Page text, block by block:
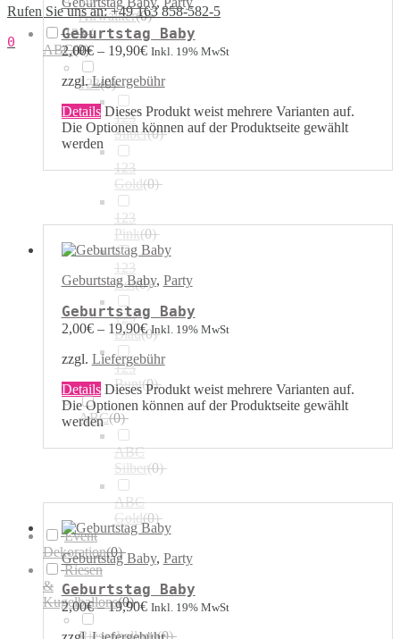
Rufen Sie uns an: +49 163 858-582-5
0 Geburtstag Baby
2,00€– 19,90€ Inkl. 19% MwSt
zzgl.Liefergebühr
Details Dieses Produkt weist mehrere Varianten auf.
Die Optionen können auf der Produktseite gewählt
werden
Geburtstag Baby, Party
Geburtstag Baby
2,00€– 19,90€ Inkl. 19% MwSt
zzgl. Liefergebühr
Details Dieses Produkt weist mehrere Varianten auf.
Die Optionen können auf der Produktseite gewählt
werden
Geburtstag Baby, Party
Geburtstag Baby
2,00€–19,90€ Inkl. 19% MwSt
Airwalker(0)
123 /
ABC(0)
123(0)
123
Silber(0)
123
Gold(0)
123
Pink(0)
123
Rot(0)
123
Blau(0)
123
Bunt(0)
ABC(0)
ABC
Silber(0)
ABC
Gold(0)
Event
Dekoration(0)
Riesen
&
Kugelballons(0)
Riesenballons(0)